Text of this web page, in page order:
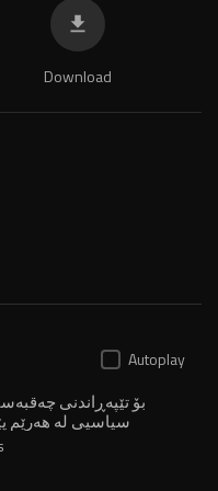
Download
Autoplay
سیاسیی لە هەرێم